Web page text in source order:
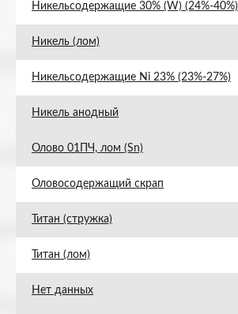
Никельсодержащие 30% (W) (24%-40%)
Никель (лом)
Никельсодержащие Ni 23% (23%-27%)
Никель анодный
Олово 01ПЧ, лом (Sn)
Оловосодержащий скрап
Титан (стружка)
Титан (лом)
Нет данных